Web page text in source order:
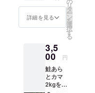
詳細を見る
リ
タ
ー
ン
を
選
択
す
る
3,5
00 円
鮭あら
とカマ
2kgをお